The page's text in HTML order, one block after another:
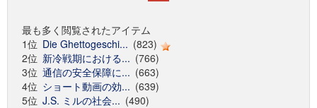
最も多く閲覧されたアイテム
1位 Die Ghettogeschi... (823)
2位 新冷戦期における... (766)
3位 通信の安全保障に... (663)
4位 ショート動画の効... (639)
5位 J.S. ミルの社会... (490)